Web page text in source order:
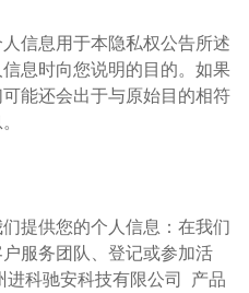
信息用于本隐私权公告所述
息时向您说明的目的。如果
能还会出于与原始目的相符
提供您的个人信息：在我们
服务团队、登记或参加活
进科驰安科技有限公司 产品